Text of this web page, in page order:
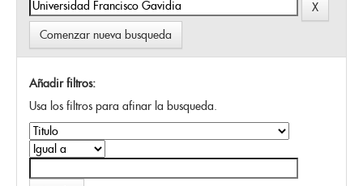
Comenzar nueva busqueda
Añadir filtros:
Usa los filtros para afinar la busqueda.